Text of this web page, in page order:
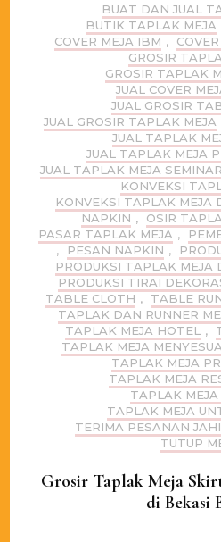
BUAT DAN JUAL
BUTIK TAPLAK MEJA
COVER MEJA IBM ,
GROSIR
GROSIR TAPLAK
JUAL COVER
JUAL GROSIR
JUAL GROSIR TAPLAK MEJA
JUAL TAPLAK
JUAL TAPLAK MEJA
JUAL TAPLAK MEJA SEMINAR
KONVEKSI
KONVEKSI TAPLAK MEJA
NAPKIN , OSIR
PASAR TAPLAK MEJA ,
,
PESAN NAPKIN ,
PRODUKSI TAPLAK MEJA
PRODUKSI TIRAI
TABLE CLOTH , TABLE
TAPLAK DAN RUNNER
TAPLAK MEJA HOTEL
,
TAPLAK MEJA
TAPLAK MEJA
TAPLAK MEJA
TAPLAK
TAPLAK MEJA
TERIMA PESANAN
TUTUP
Grosir Taplak Meja
di Bekasi